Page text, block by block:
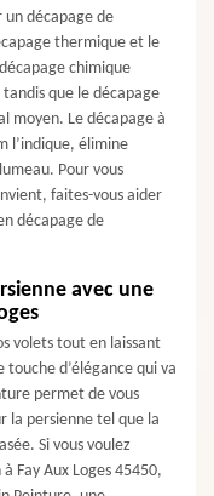
décapage de
thermique et le
chimique
que le décapage
moyen. Le décapage à
l’indique, élimine
Pour vous
faites-vous aider
décapage de
avec une
volets tout en laissant
touche d’élégance qui va
permet de vous
la persienne tel que la
Si vous voulez
Fay Aux Loges 45450,